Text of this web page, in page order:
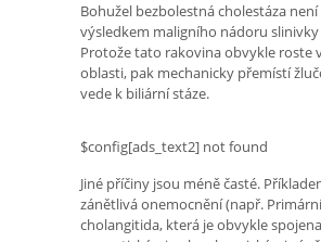
Bohužel bezbolestná cholestáza není
výsledkem maligního nádoru
Protože tato rakovina obvykle roste
oblasti, pak mechanicky přemístí
vede k biliární stáze.
$config[ads_text2] not found
Jiné příčiny jsou méně časté.
zánětlivá onemocnění (např.
cholangitida, která je obvykle